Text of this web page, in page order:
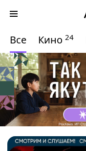
Все Кино 24